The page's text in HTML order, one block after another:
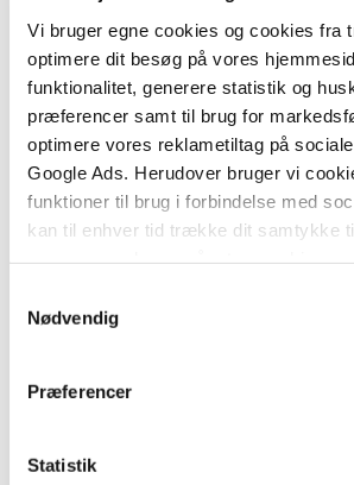
Vi bruger egne cookies og cookies fra
optimere dit besøg på vores
funktionalitet, generere statistik og
præferencer samt til brug for
optimere vores reklametiltag på
Google Ads. Herudover bruger vi
funktioner til brug i forbindelse med
kan til enhver tid trække dit samtykke
tilbagetrækker et samtykke.
Nødvendig
Præferencer
Statistik
Klammehæftet
Krea Pixi®-serie 1: Male- og